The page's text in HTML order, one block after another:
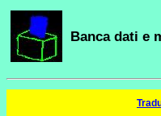
Banca dati e